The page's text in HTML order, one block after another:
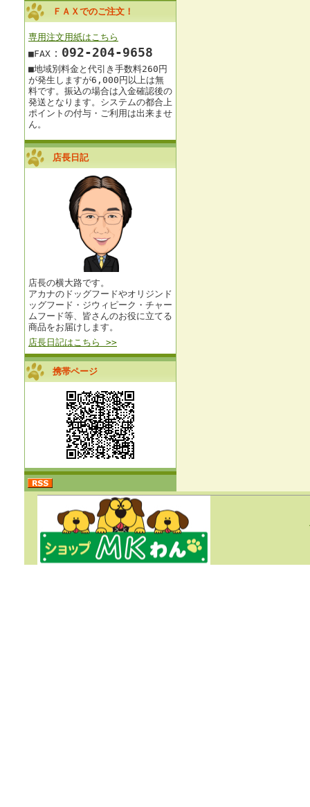
ＦＡＸでのご注文！
専用注文用紙はこちら
■FAX ： 092‐204-9658
■地域別料金と 代引き手数料260円
が発生しますが6,000円以上は無
料です。 振込の場合は入金確認後の
発送となります。 システムの都合上
ポイントの付与・ご利用は出来ませ
ん。
店長日記
店長の横大路です。
アカナのドッグフードやオリジンド
ッグフード・ジウィピーク・チャー
ムフード等、皆さんのお役に立てる
商品をお届けします。
店長日記はこちら >>
携帯ページ